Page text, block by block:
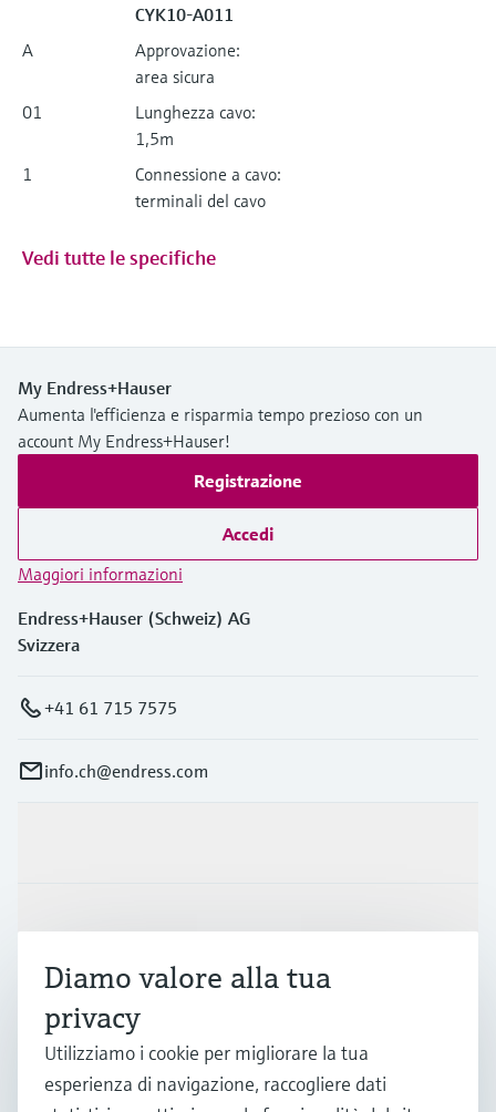
CYK10-A011
Approvazione:
A
area sicura
Lunghezza cavo:
01
1,5m
Connessione a cavo:
1
terminali del cavo
Vedi tutte le specifiche
My Endress+Hauser
Aumenta l'efficienza e risparmia tempo prezioso con un
account My Endress+Hauser!
Registrazione
Accedi
Maggiori informazioni
Endress+Hauser (Schweiz) AG
Svizzera
+41 61 715 7575
info.ch@endress.com
Supporta
La società
Diamo valore alla tua
privacy
Utilizziamo i cookie per migliorare la tua
esperienza di navigazione, raccogliere dati